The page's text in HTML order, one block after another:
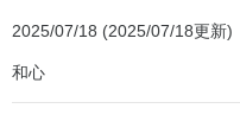
2025/07/18 (2025/07/18更新)
和心